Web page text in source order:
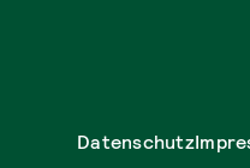
Datenschutz